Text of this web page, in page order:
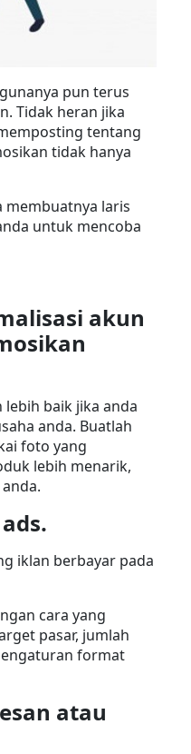
pun terus
Tidak heran jika
tentang
tidak hanya
membuatnya laris
untuk mencoba
akun
lebih baik jika anda
anda. Buatlah
foto yang
lebih menarik,
iklan berbayar pada
cara yang
pasar, jumlah
format
atau